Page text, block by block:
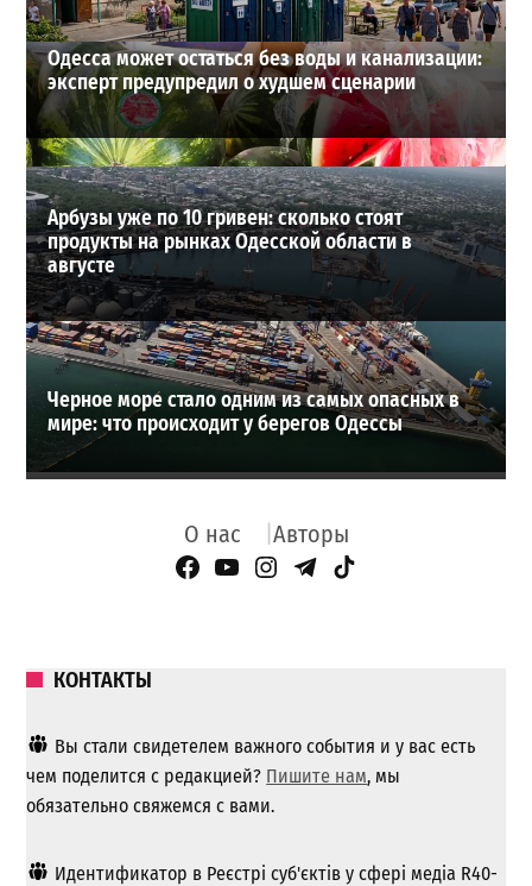
Одесса может остаться без воды и канализации:
эксперт предупредил о худшем сценарии
Арбузы уже по 10 гривен: сколько стоят
продукты на рынках Одесской области в
августе
Черное море стало одним из самых опасных в
мире: что происходит у берегов Одессы
О нас Авторы
Facebook Page
YouTube
Instagram
Telegram
TikTok
КОНТАКТЫ
Вы стали свидетелем важного события и у вас есть
чем поделится с редакцией? Пишите нам, мы
обязательно свяжемся с вами.
Идентификатор в Реєстрі суб'єктів у сфері медіа R40-